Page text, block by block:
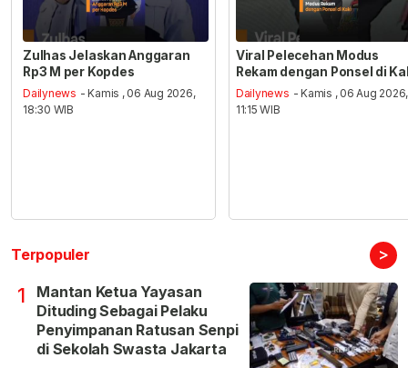
Zulhas Jelaskan Anggaran
Rp3 M per Kopdes
Dailynews - Kamis , 06 Aug 2026,
18:30 WIB
Viral Pelecehan Modus
Rekam dengan Ponsel di
Dailynews - Kamis , 06 Aug 2026,
11:15 WIB
Terpopuler >
1
Mantan Ketua Yayasan
Dituding Sebagai Pelaku
Penyimpanan Ratusan Senpi
di Sekolah Swasta Jakarta